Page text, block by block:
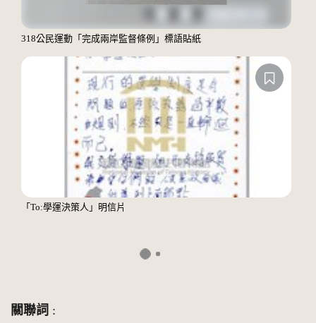
318公民運動「完成兩岸監督條例」標語貼紙
「To:學運決策人」明信片
關聯詞 :